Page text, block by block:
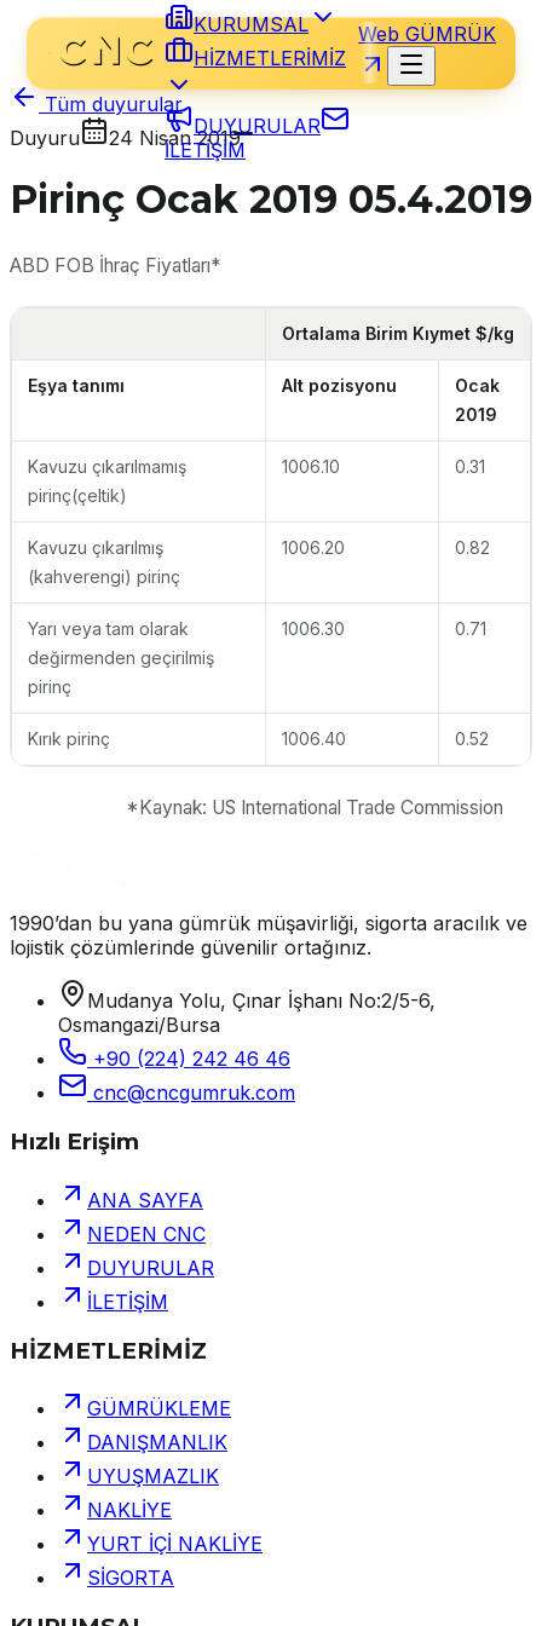
KURUMSAL
HİZMETLERİMİZ
DUYURULAR
İLETİŞİM
Web GÜMRÜK
Tüm duyurular
Duyuru
24 Nisan 2019
Pirinç Ocak 2019 05.4.2019
ABD FOB İhraç Fiyatları*
Ortalama Birim Kıymet $/kg
Eşya tanımı Alt pozisyonu
Ocak
2019
Kavuzu çıkarılmamış
pirinç(çeltik)
1006.10 0.31
Kavuzu çıkarılmış
(kahverengi) pirinç
1006.20 0.82
Yarı veya tam olarak
değirmenden geçirilmiş
pirinç
1006.30 0.71
Kırık pirinç 1006.40 0.52
*Kaynak: US International Trade Commission
1990’dan bu yana gümrük müşavirliği, sigorta aracılık ve
lojistik çözümlerinde güvenilir ortağınız.
Mudanya Yolu, Çınar İşhanı No:2/5-6,
Osmangazi/Bursa
+90 (224) 242 46 46
cnc@cncgumruk.com
Hızlı Erişim
ANA SAYFA
NEDEN CNC
DUYURULAR
İLETİŞİM
HİZMETLERİMİZ
GÜMRÜKLEME
DANIŞMANLIK
UYUŞMAZLIK
NAKLİYE
YURT İÇİ NAKLİYE
SİGORTA